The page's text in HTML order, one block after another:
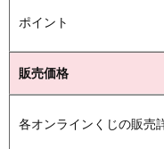
ポイント
販売価格
各オンラインくじの販売